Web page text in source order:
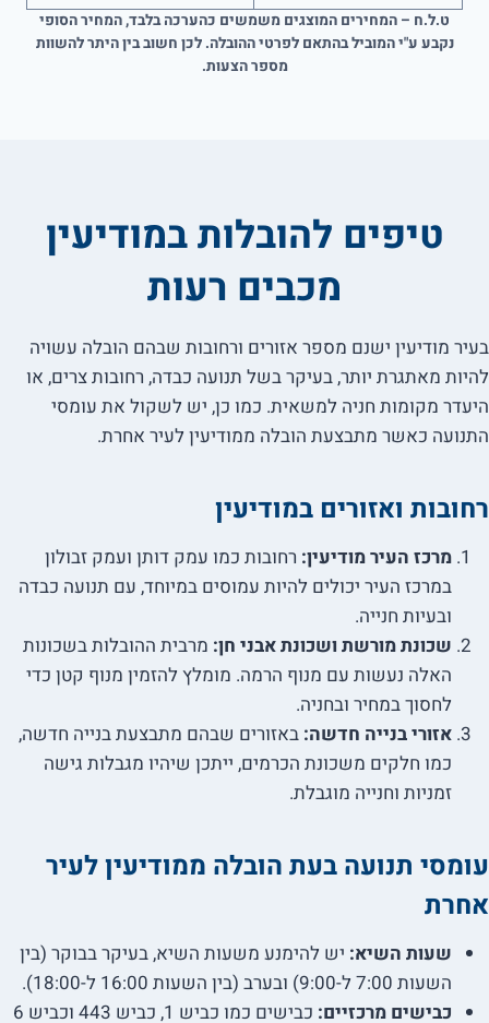
ט.ל.ח – המחירים המוצגים משמשים כהערכה בלבד, המחיר הסופי
נקבע ע"י המוביל בהתאם לפרטי ההובלה. לכן חשוב בין היתר להשוות
מספר הצעות.
טיפים להובלות במודיעין
מכבים רעות
בעיר מודיעין ישנם מספר אזורים ורחובות שבהם הובלה עשויה
להיות מאתגרת יותר, בעיקר בשל תנועה כבדה, רחובות צרים, או
היעדר מקומות חניה למשאית. כמו כן, יש לשקול את עומסי
התנועה כאשר מתבצעת הובלה ממודיעין לעיר אחרת.
רחובות ואזורים במודיעין
מרכז העיר מודיעין: רחובות כמו עמק דותן ועמק זבולון
במרכז העיר יכולים להיות עמוסים במיוחד, עם תנועה כבדה
ובעיות חנייה.
שכונת מורשת ושכונת אבני חן: מרבית ההובלות בשכונות
האלה נעשות עם מנוף הרמה. מומלץ להזמין מנוף קטן כדי
לחסוך במחיר ובחניה.
אזורי בנייה חדשה: באזורים שבהם מתבצעת בנייה חדשה,
כמו חלקים משכונת הכרמים, ייתכן שיהיו מגבלות גישה
זמניות וחנייה מוגבלת.
עומסי תנועה בעת הובלה ממודיעין לעיר
אחרת
שעות השיא: יש להימנע משעות השיא, בעיקר בבוקר (בין
השעות 7:00 ל-9:00) ובערב (בין השעות 16:00 ל-18:00).
כבישים מרכזיים:
כבישים כמו כביש 1, כביש 443 וכביש 6